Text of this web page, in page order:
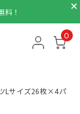
料！
0
Lサイズ26枚×4パ